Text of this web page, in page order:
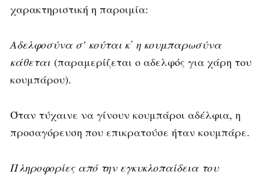
χαρακτηριστική η παροιμία:
Αδελφοσύνα σ’ κούται κ΄ η κουμπαρωσύνα
κάθεται (παραμερίζεται ο αδελφός για χάρη του
κουμπάρου).
Όταν τύχαινε να γίνουν κουμπάροι αδέλφια, η
προσαγόρευση που επικρατούσε ήταν κουμπάρε.
Πληροφορίες από την εγκυκλοπαίδεια του